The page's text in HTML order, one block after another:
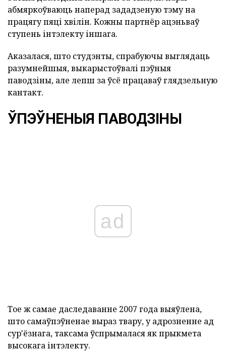
абмяркоўваюць наперад зададзеную тэму на
працягу пяці хвілін. Кожны партнёр ацэньваў
ступень інтэлекту іншага.
Аказалася, што студэнты, спрабуючы выглядаць
разумнейшыя, выкарыстоўвалі пэўныя
паводзіны, але лепш за ўсё працаваў глядзельную
кантакт.
ЎПЭЎНЕНЫЯ ПАВОДЗІНЫ
ad
Тое ж самае даследаванне 2007 года выяўлена,
што самаўпэўненае выраз твару, у адрозненне ад
сур'ёзнага, таксама ўспрымалася як прыкмета
высокага інтэлекту.